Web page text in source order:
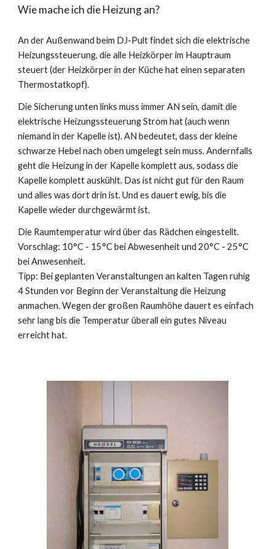
Wie mache ich die Heizung an?
An der Außenwand beim DJ-Pult findet sich die elektrische
Heizungssteuerung, die alle Heizkörper im Hauptraum
steuert (der Heizkörper in der Küche hat einen separaten
Thermostatkopf).
Die Sicherung unten links muss immer AN sein, damit die
elektrische Heizungssteuerung Strom hat (auch wenn
niemand in der Kapelle ist). AN bedeutet, dass der kleine
schwarze Hebel nach oben umgelegt sein muss. Andernfalls
geht die Heizung in der Kapelle komplett aus, sodass die
Kapelle komplett auskühlt. Das ist nicht gut für den Raum
und alles was dort drin ist. Und es dauert ewig, bis die
Kapelle wieder durchgewärmt ist.
Die Raumtemperatur wird über das Rädchen eingestellt.
Vorschlag: 10°C - 15°C bei Abwesenheit und 20°C - 25°C
bei Anwesenheit.
Tipp: Bei geplanten Veranstaltungen an kalten Tagen ruhig
4 Stunden vor Beginn der Veranstaltung die Heizung
anmachen. Wegen der großen Raumhöhe dauert es einfach
sehr lang bis die Temperatur überall ein gutes Niveau
erreicht hat.